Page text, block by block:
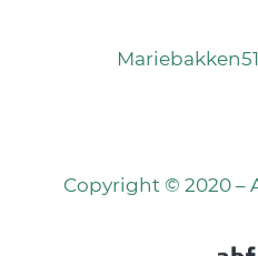
Copyright © 2020 –